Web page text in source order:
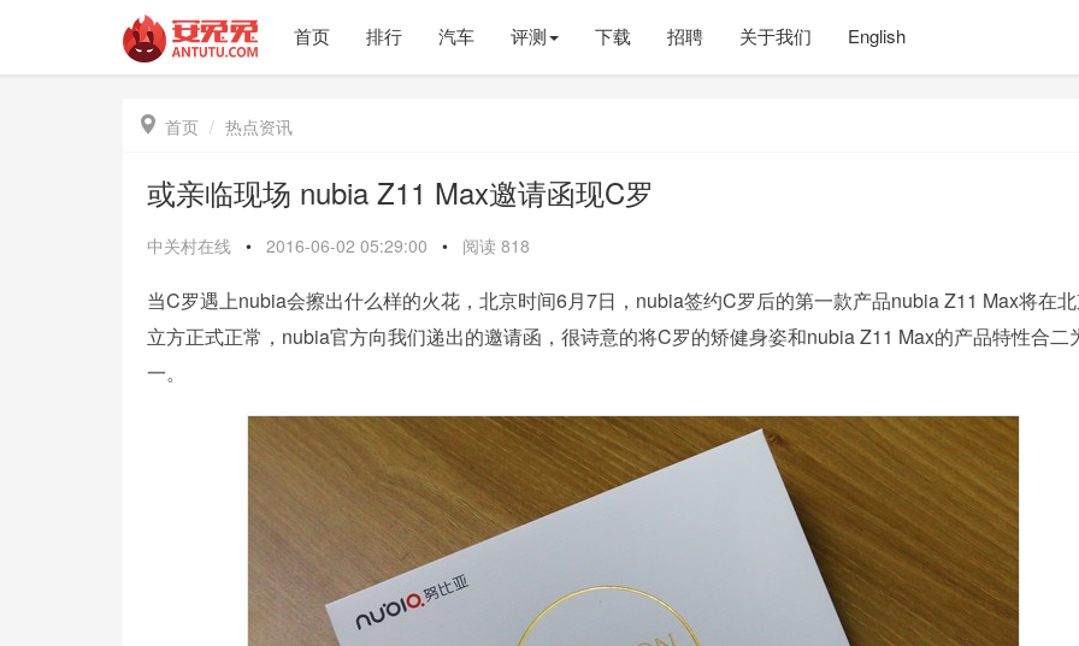
首页 排行 汽车 评测 下载 招聘 关于我们 English
 首页 热点资讯
或亲临现场 nubia Z11 Max邀请函现C罗
中关村在线 • 2016-06-02 05:29:00 • 阅读 818
当C罗遇上nubia会擦出什么样的火花，北京时间6月7日，nubia签约C罗后的第一款产品nubia Z11 Max将在
立方正式正常，nubia官方向我们递出的邀请函，很诗意的将C罗的矫健身姿和nubia Z11 Max的产品特性合二
一。